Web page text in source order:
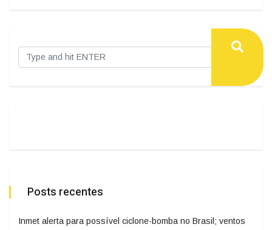
Posts recentes
Inmet alerta para possível ciclone-bomba no Brasil; ventos